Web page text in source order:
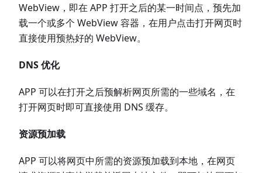
WebView，即在 APP 打开之后的某一时间点，预先加
载一个或多个 WebView 容器，在用户点击打开网页时
直接使用预热好的 WebView。
DNS 优化
APP 可以在打开之后预解析网页所需的一些域名，在
打开网页时即可直接使用 DNS 缓存。
资源预加载
APP 可以将网页中所需的资源预加载到本地，在网页